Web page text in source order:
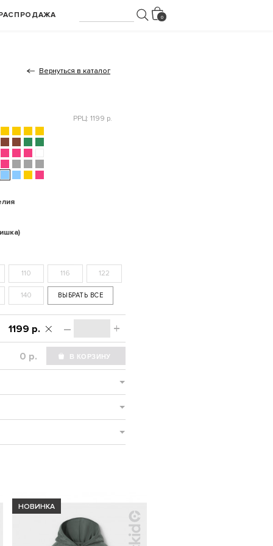
Вернуться в каталог
РРЦ: 1199 р.
110 116 122
140 ВЫБРАТЬ ВСЕ
– +
1199 р.
р.
НОВИНКА